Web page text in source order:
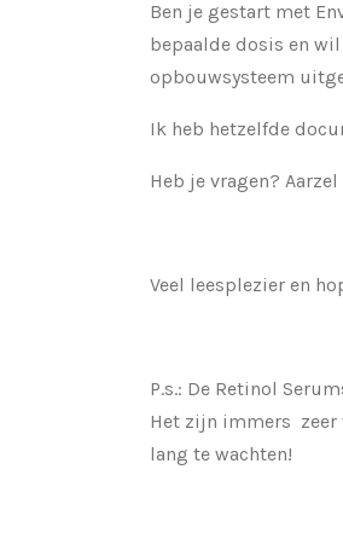
Ben je gestart met
bepaalde dosis en
opbouwsysteem
Ik heb hetzelfde
Heb je vragen?
Veel leesplezier en
P.s.: De Retinol
Het zijn immers zeer
lang te wachten!